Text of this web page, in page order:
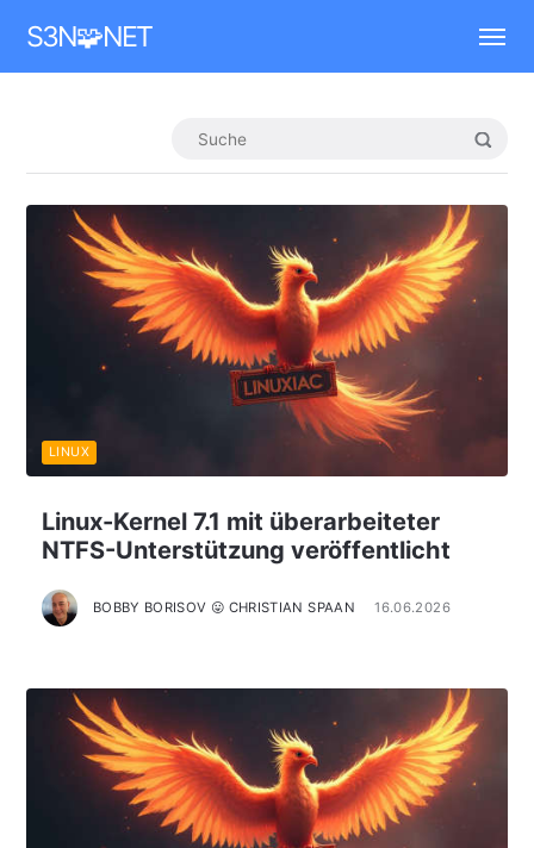
S3N🧩NET
Linux-Kernel 7.1 mit überarbeiteter
NTFS-Unterstützung veröffentlicht
BOBBY BORISOV 😛 CHRISTIAN SPAAN 16.06.2026
LINUX